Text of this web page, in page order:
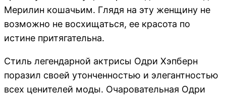
Мерилин кошачьим. Глядя на эту женщину не
возможно не восхищаться, ее красота по
истине притягательна.
Стиль легендарной актрисы Одри Хэпберн
поразил своей утонченностью и элегантностью
всех ценителей моды. Очаровательная Одри